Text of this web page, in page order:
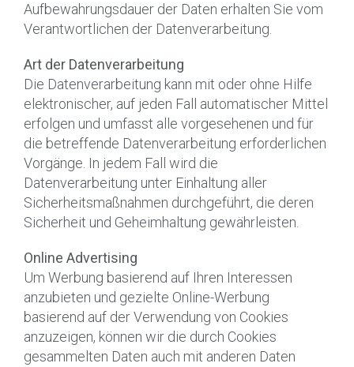
Aufbewahrungsdauer der Daten erhalten Sie vom
Verantwortlichen der Datenverarbeitung.
Art der Datenverarbeitung
Die Datenverarbeitung kann mit oder ohne Hilfe
elektronischer, auf jeden Fall automatischer Mittel
erfolgen und umfasst alle vorgesehenen und für
die betreffende Datenverarbeitung erforderlichen
Vorgänge. In jedem Fall wird die
Datenverarbeitung unter Einhaltung aller
Sicherheitsmaßnahmen durchgeführt, die deren
Sicherheit und Geheimhaltung gewährleisten.
Online Advertising
Um Werbung basierend auf Ihren Interessen
anzubieten und gezielte Online-Werbung
basierend auf der Verwendung von Cookies
anzuzeigen, können wir die durch Cookies
gesammelten Daten auch mit anderen Daten